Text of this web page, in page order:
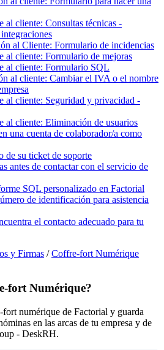
al cliente: Consultas técnicas -
al Cliente: Formulario de incidencias
al cliente: Formulario de mejoras
al cliente: Formulario SQL
al cliente: Cambiar el IVA o el nombre
al cliente: Seguridad y privacidad -
al cliente: Eliminación de usuarios
una cuenta de colaborador/a como
de su ticket de soporte
antes de contactar con el servicio de
SQL personalizado en Factorial
de identificación para asistencia
el contacto adecuado para tu
y Firmas / Coffre-fort Numérique
fort Numérique?
numérique de Factorial y guarda
en las arcas de tu empresa y de
- DeskRH.